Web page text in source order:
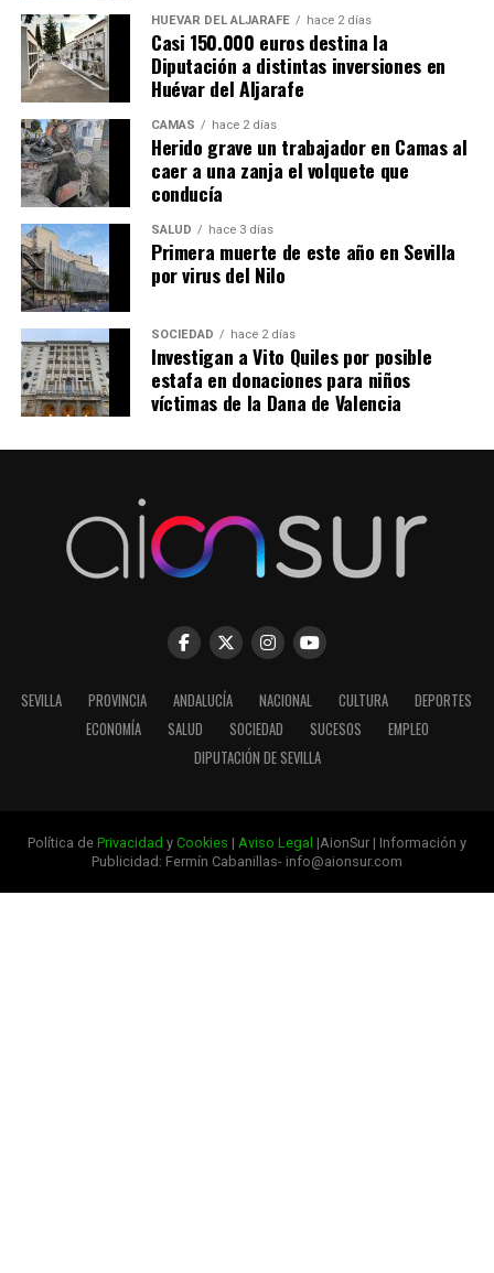
HUÉVAR DEL ALJARAFE hace 2 días
Casi 150.000 euros destina la
Diputación a distintas inversiones en
Huévar del Aljarafe
CAMAS hace 2 días
Herido grave un trabajador en Camas al
caer a una zanja el volquete que
conducía
SALUD hace 3 días
Primera muerte de este año en Sevilla
por virus del Nilo
SOCIEDAD hace 2 días
Investigan a Vito Quiles por posible
estafa en donaciones para niños
víctimas de la Dana de Valencia
SEVILLA PROVINCIA ANDALUCÍA NACIONAL CULTURA
DEPORTES
ECONOMÍA
SALUD SOCIEDAD SUCESOS
EMPLEO
DIPUTACIÓN DE SEVILLA
Política de Privacidad y Cookies | Aviso Legal |AionSur | Información y
Publicidad: Fermín Cabanillas- info@aionsur.com